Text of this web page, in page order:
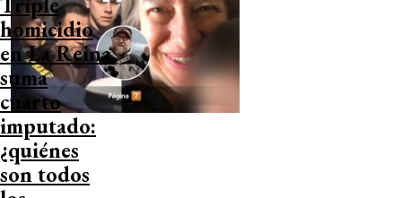
homicidio
en La Reina
suma
cuarto
imputado:
¿quiénes
son todos